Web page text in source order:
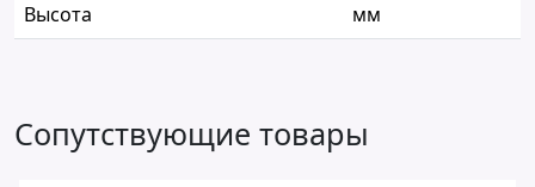
Высота
мм
Сопутствующие товары